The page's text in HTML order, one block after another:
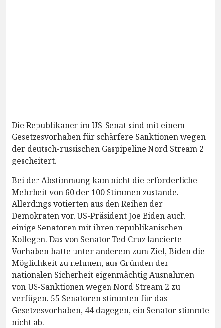
Die Republikaner im US-Senat sind mit einem
Gesetzesvorhaben für schärfere Sanktionen wegen
der deutsch-russischen Gaspipeline Nord Stream 2
gescheitert.
Bei der Abstimmung kam nicht die erforderliche
Mehrheit von 60 der 100 Stimmen zustande.
Allerdings votierten aus den Reihen der
Demokraten von US-Präsident Joe Biden auch
einige Senatoren mit ihren republikanischen
Kollegen. Das von Senator Ted Cruz lancierte
Vorhaben hatte unter anderem zum Ziel, Biden die
Möglichkeit zu nehmen, aus Gründen der
nationalen Sicherheit eigenmächtig Ausnahmen
von US-Sanktionen wegen Nord Stream 2 zu
verfügen. 55 Senatoren stimmten für das
Gesetzesvorhaben, 44 dagegen, ein Senator stimmte
nicht ab.